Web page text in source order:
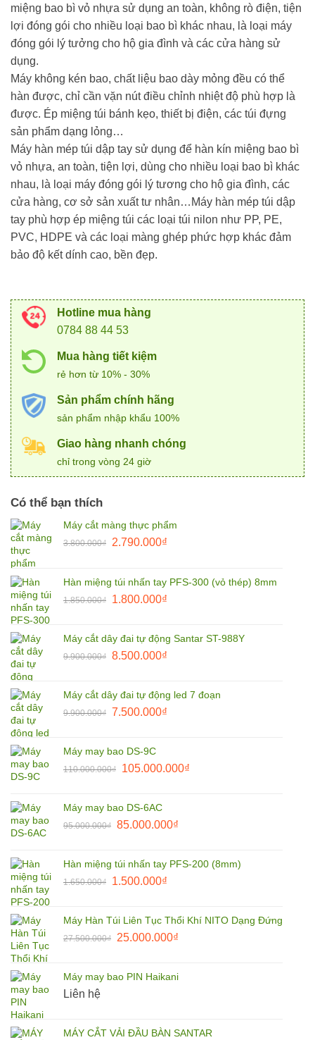
miệng bao bì vỏ nhựa sử dụng an toàn, không rò điện, tiện
lợi đóng gói cho nhiều loại bao bì khác nhau, là loại máy
đóng gói lý tưởng cho hộ gia đình và các cửa hàng sử
dụng.
Máy không kén bao, chất liệu bao dày mỏng đều có thể
hàn được, chỉ cần vặn nút điều chỉnh nhiệt độ phù hợp là
được. Ép miệng túi bánh kẹo, thiết bị điện, các túi đựng
sản phẩm dạng lỏng…
Máy hàn mép túi dập tay sử dụng để hàn kín miệng bao bì
vỏ nhựa, an toàn, tiện lợi, dùng cho nhiều loại bao bì khác
nhau, là loại máy đóng gói lý tương cho hộ gia đình, các
cửa hàng, cơ sở sản xuất tư nhân…Máy hàn mép túi dập
tay phù hợp ép miệng túi các loại túi nilon như PP, PE,
PVC, HDPE và các loại màng ghép phức hợp khác đảm
bảo độ kết dính cao, bền đẹp.
Hotline mua hàng
0784 88 44 53
Mua hàng tiết kiệm
rẻ hơn từ 10% - 30%
Sản phẩm chính hãng
sản phẩm nhập khẩu 100%
Giao hàng nhanh chóng
chỉ trong vòng 24 giờ
Có thể bạn thích
Máy cắt màng thực phẩm
3.800.000₫
Giá
3.800.000₫.
2.790.000₫Giá
là:
2.790.000₫.
Hàn miệng túi nhấn tay PFS-300 (vỏ thép) 8mm
1.850.000₫
Giá
1.850.000₫.
1.800.000₫Giá
là:
1.800.000₫.
Máy cắt dây đai tự động Santar ST-988Y
9.900.000₫ Giá
9.900.000₫.
8.500.000₫Giá
là:
8.500.000₫.
Máy cắt dây đai tự động led 7 đoạn
9.900.000₫ Giá
9.900.000₫.
7.500.000₫Giá
7.500.000₫.
Máy may bao DS-9C
110.000.000₫
Giá
110.000.000₫.
105.000.000₫Giá
Máy may bao DS-6AC
95.000.000₫ Giá
95.000.000₫.
85.000.000₫Giá
là:
Hàn miệng túi nhấn tay PFS-200 (8mm)
1.650.000₫
Giá
1.650.000₫.
1.500.000₫Giá
là:
1.500.000₫.
Máy Hàn Túi Liên Tục Thổi Khí NITO Dạng Đứng
27.500.000₫
Giá
27.500.000₫.
25.000.000₫Giá
là:
Máy may bao PIN Haikani
Liên hệ
MÁY CẮT VẢI ĐẦU BÀN SANTAR